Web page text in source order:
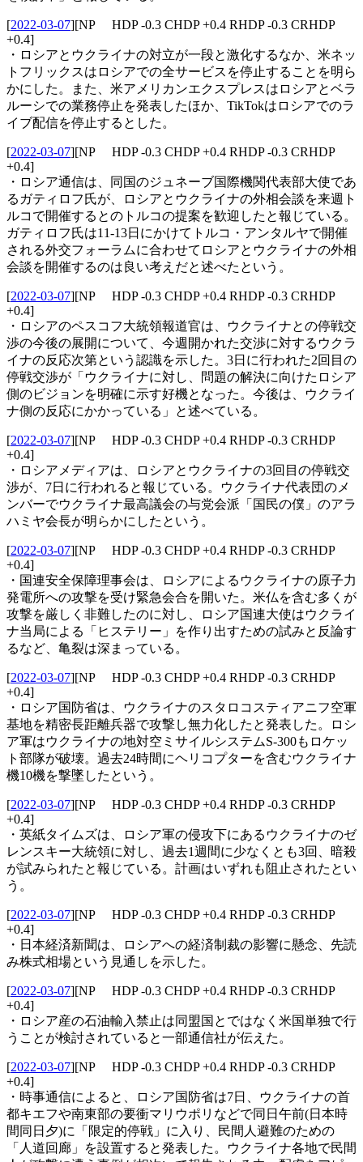
[2022-03-07][NP HDP -0.3 CHDP +0.4 RHDP -0.3 CRHDP
+0.4]
・ロシアとウクライナの対立が一段と激化するなか、米ネッ
トフリックスはロシアでの全サービスを停止することを明ら
かにした。また、米アメリカンエクスプレスはロシアとベラ
ルーシでの業務停止を発表したほか、TikTokはロシアでのラ
イブ配信を停止するとした。
[2022-03-07][NP HDP -0.3 CHDP +0.4 RHDP -0.3 CRHDP
+0.4]
・ロシア通信は、同国のジュネーブ国際機関代表部大使であ
るガティロフ氏が、ロシアとウクライナの外相会談を来週ト
ルコで開催するとのトルコの提案を歓迎したと報じている。
ガティロフ氏は11-13日にかけてトルコ・アンタルヤで開催
される外交フォーラムに合わせてロシアとウクライナの外相
会談を開催するのは良い考えだと述べたという。
[2022-03-07][NP HDP -0.3 CHDP +0.4 RHDP -0.3 CRHDP
+0.4]
・ロシアのペスコフ大統領報道官は、ウクライナとの停戦交
渉の今後の展開について、今週開かれた交渉に対するウクラ
イナの反応次第という認識を示した。3日に行われた2回目の
停戦交渉が「ウクライナに対し、問題の解決に向けたロシア
側のビジョンを明確に示す好機となった。今後は、ウクライ
ナ側の反応にかかっている」と述べている。
[2022-03-07][NP HDP -0.3 CHDP +0.4 RHDP -0.3 CRHDP
+0.4]
・ロシアメディアは、ロシアとウクライナの3回目の停戦交
渉が、7日に行われると報じている。ウクライナ代表団のメ
ンバーでウクライナ最高議会の与党会派「国民の僕」のアラ
ハミヤ会長が明らかにしたという。
[2022-03-07][NP HDP -0.3 CHDP +0.4 RHDP -0.3 CRHDP
+0.4]
・国連安全保障理事会は、ロシアによるウクライナの原子力
発電所への攻撃を受け緊急会合を開いた。米仏を含む多くが
攻撃を厳しく非難したのに対し、ロシア国連大使はウクライ
ナ当局による「ヒステリー」を作り出すための試みと反論す
るなど、亀裂は深まっている。
[2022-03-07][NP HDP -0.3 CHDP +0.4 RHDP -0.3 CRHDP
+0.4]
・ロシア国防省は、ウクライナのスタロコスティアニフ空軍
基地を精密長距離兵器で攻撃し無力化したと発表した。ロシ
ア軍はウクライナの地対空ミサイルシステムS-300もロケッ
ト部隊が破壊。過去24時間にヘリコプターを含むウクライナ
機10機を撃墜したという。
[2022-03-07][NP HDP -0.3 CHDP +0.4 RHDP -0.3 CRHDP
+0.4]
・英紙タイムズは、ロシア軍の侵攻下にあるウクライナのゼ
レンスキー大統領に対し、過去1週間に少なくとも3回、暗殺
が試みられたと報じている。計画はいずれも阻止されたとい
う。
[2022-03-07][NP HDP -0.3 CHDP +0.4 RHDP -0.3 CRHDP
+0.4]
・日本経済新聞は、ロシアへの経済制裁の影響に懸念、先読
み株式相場という見通しを示した。
[2022-03-07][NP HDP -0.3 CHDP +0.4 RHDP -0.3 CRHDP
+0.4]
・ロシア産の石油輸入禁止は同盟国とではなく米国単独で行
うことが検討されていると一部通信社が伝えた。
[2022-03-07][NP HDP -0.3 CHDP +0.4 RHDP -0.3 CRHDP
+0.4]
・時事通信によると、ロシア国防省は7日、ウクライナの首
都キエフや南東部の要衝マリウポリなどで同日午前(日本時
間同日夕)に「限定的停戦」に入り、民間人避難のための
「人道回廊」を設置すると発表した。ウクライナ各地で民間